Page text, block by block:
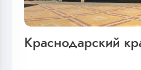
Краснодарский